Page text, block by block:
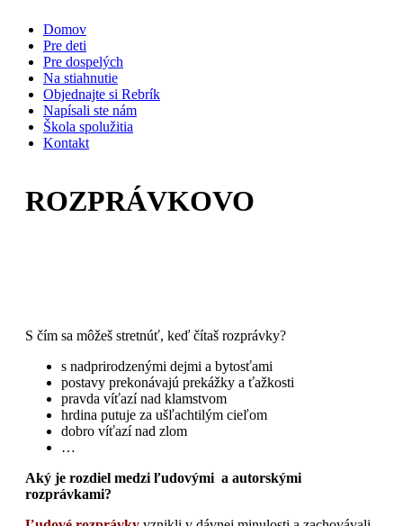
content
Domov
Pre deti
Pre dospelých
Na stiahnutie
Objednajte si Rebrík
Napísali ste nám
Škola spolužitia
Kontakt
ROZPRÁVKOVO
S čím sa môžeš stretnúť, keď čítaš rozprávky?
s nadprirodzenými dejmi a bytosťami
postavy prekonávajú prekážky a ťažkosti
pravda víťazí nad klamstvom
hrdina putuje za ušľachtilým cieľom
dobro víťazí nad zlom
…
Aký je rozdiel medzi ľudovými a autorskými
rozprávkami?